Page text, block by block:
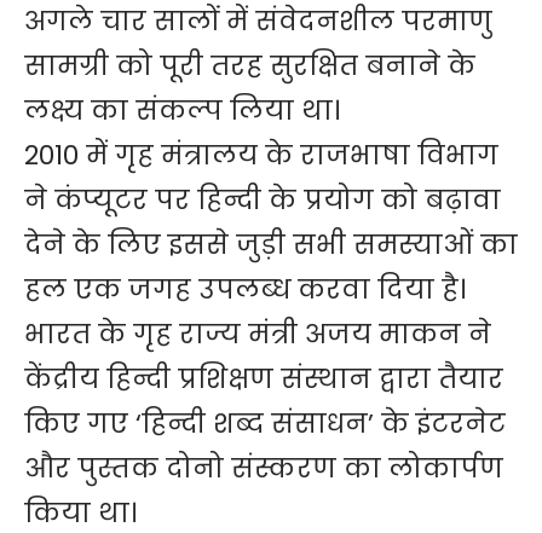
अगले चार सालों में संवेदनशील परमाणु
सामग्री को पूरी तरह सुरक्षित बनाने के
लक्ष्य का संकल्प लिया था।
2010 में गृह मंत्रालय के राजभाषा विभाग
ने कंप्यूटर पर हिन्दी के प्रयोग को बढ़ावा
देने के लिए इससे जुड़ी सभी समस्याओं का
हल एक जगह उपलब्ध करवा दिया है।
भारत के गृह राज्य मंत्री अजय माकन ने
केंद्रीय हिन्दी प्रशिक्षण संस्थान द्वारा तैयार
किए गए ‘हिन्दी शब्द संसाधन’ के इंटरनेट
और पुस्तक दोनो संस्करण का लोकार्पण
किया था।